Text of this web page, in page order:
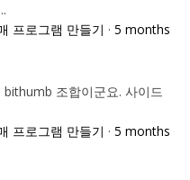
프로그램 만들기 · 5 months
조합이군요. 사이드
프로그램 만들기 · 5 months